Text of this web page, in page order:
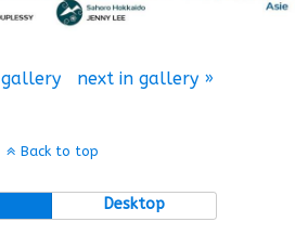
gallery next in gallery »
Back to top
Desktop